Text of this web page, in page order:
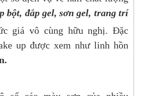
bột, đắp gel, sơn gel, trang trí
giá vô cùng hữu nghị. Đặc
up được xem như linh hồn